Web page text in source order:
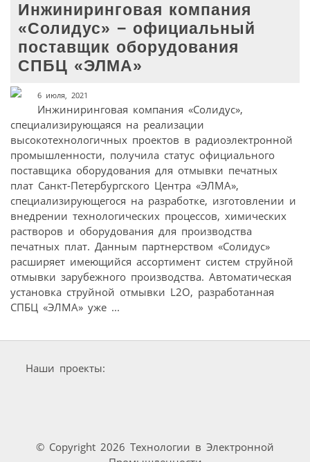
Инжиниринговая компания
«Солидус» − официальный
поставщик оборудования
СПБЦ «ЭЛМА»
6 июля, 2021
Инжиниринговая компания «Солидус»,
специализирующаяся на реализации
высокотехнологичных проектов в радиоэлектронной
промышленности, получила статус официального
поставщика оборудования для отмывки печатных
плат Санкт-Петербургского Центра «ЭЛМА»,
специализирующегося на разработке, изготовлении и
внедрении технологических процессов, химических
растворов и оборудования для производства
печатных плат. Данным партнерством «Солидус»
расширяет имеющийся ассортимент систем струйной
отмывки зарубежного производства. Автоматическая
установка струйной отмывки L2O, разработанная
СПБЦ «ЭЛМА» уже ...
Наши проекты:
© Copyright 2026 Технологии в Электронной